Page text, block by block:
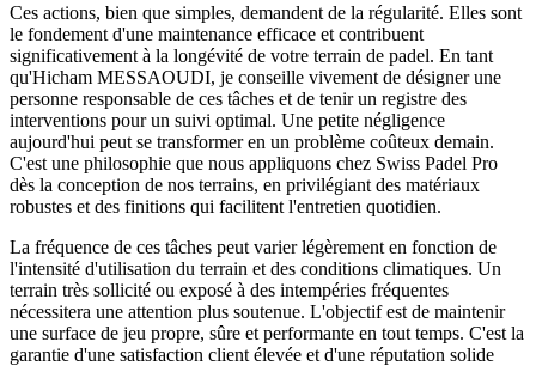
Ces actions, bien que simples, demandent de la régularité. Elles sont
le fondement d'une maintenance efficace et contribuent
significativement à la longévité de votre terrain de padel. En tant
qu'Hicham MESSAOUDI, je conseille vivement de désigner une
personne responsable de ces tâches et de tenir un registre des
interventions pour un suivi optimal. Une petite négligence
aujourd'hui peut se transformer en un problème coûteux demain.
C'est une philosophie que nous appliquons chez Swiss Padel Pro
dès la conception de nos terrains, en privilégiant des matériaux
robustes et des finitions qui facilitent l'entretien quotidien.
La fréquence de ces tâches peut varier légèrement en fonction de
l'intensité d'utilisation du terrain et des conditions climatiques. Un
terrain très sollicité ou exposé à des intempéries fréquentes
nécessitera une attention plus soutenue. L'objectif est de maintenir
une surface de jeu propre, sûre et performante en tout temps. C'est la
garantie d'une satisfaction client élevée et d'une réputation solide